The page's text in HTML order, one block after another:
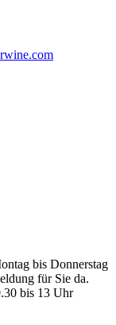
bis Donnerstag
für Sie da.
bis 13 Uhr